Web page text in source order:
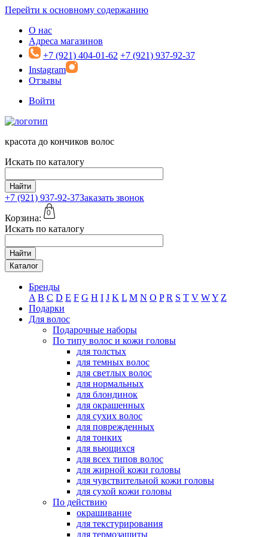
Перейти к основному содержанию
О нас
Адреса магазинов
+7 (921) 404-01-62 +7 (921) 937-92-37
Instagram
Отзывы
Войти
красота до кончиков волос
Искать по каталогу
Найти
+7 (921) 937-92-37Заказать звонок
Корзина:
0
Искать по каталогу
Найти
Каталог
Бренды
A B C D E F G H I J K L M N O P R S T V WY Z
Подарки
Для волос
Подарочные наборы
По типу волос и кожи головы
для толстых
для темных волос
для светлых волос
для нормальных
для блондинок
для окрашенных
для сухих волос
для поврежденных
для тонких
для вьющихся
для всех типов волос
для жирной кожи головы
для чувствительной кожи головы
для сухой кожи головы
По действию
окрашивание
для текстурирования
для термозащиты